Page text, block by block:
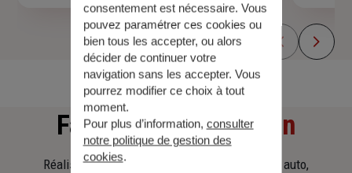
Faitesune simulation
Réalisez une simulation tarifaire d'assurance, auto,
consentement est nécessaire. Vous
pouvez paramétrer ces cookies ou
bien tous les accepter, ou alors
décider de continuer votre
navigation sans les accepter. Vous
pourrez modifier ce choix à tout
moment.
Pour plus d’information, consulter
notre politique de gestion des
cookies.